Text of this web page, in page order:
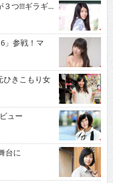
つ!!!ギラギ...
」参戦！マ
きこもり女
ュー
台に